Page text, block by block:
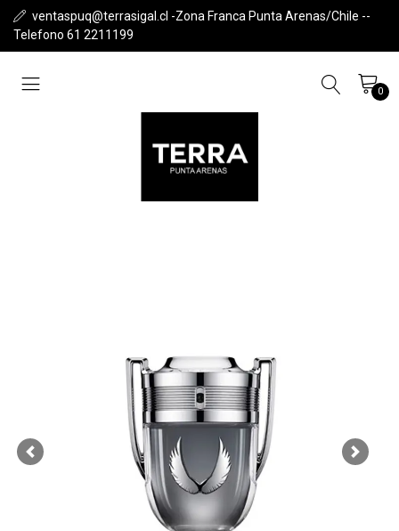
ventaspuq@terrasigal.cl -Zona Franca Punta Arenas/Chile --
Telefono 61 2211199
0
Previous Next